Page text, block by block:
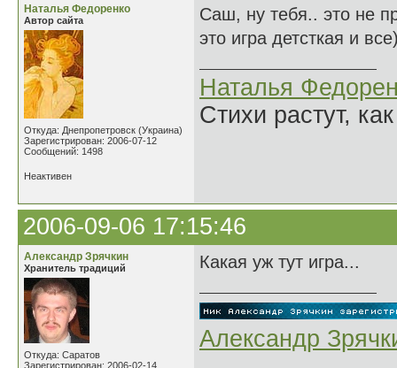
Наталья Федоренко
Автор сайта
Откуда: Днепропетровск (Украина)
Зарегистрирован: 2006-07-12
Сообщений: 1498
Саш, ну тебя.. это не
это игра детсткая и
Наталья
Стихи растут,
Неактивен
2006-09-06 17:15:46
Александр Зрячкин
Хранитель традиций
Откуда: Саратов
Зарегистрирован: 2006-02-14
Какая уж тут игра...
Александр